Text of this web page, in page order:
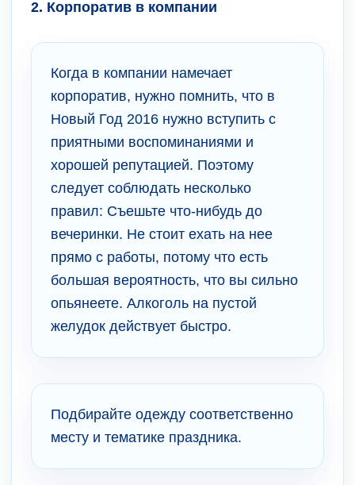
2. Корпоратив в компании
Когда в компании намечает
корпоратив, нужно помнить, что в
Новый Год 2016 нужно вступить с
приятными воспоминаниями и
хорошей репутацией. Поэтому
следует соблюдать несколько
правил: Съешьте что-нибудь до
вечеринки. Не стоит ехать на нее
прямо с работы, потому что есть
большая вероятность, что вы сильно
опьянеете. Алкоголь на пустой
желудок действует быстро.
Подбирайте одежду соответственно
месту и тематике праздника.